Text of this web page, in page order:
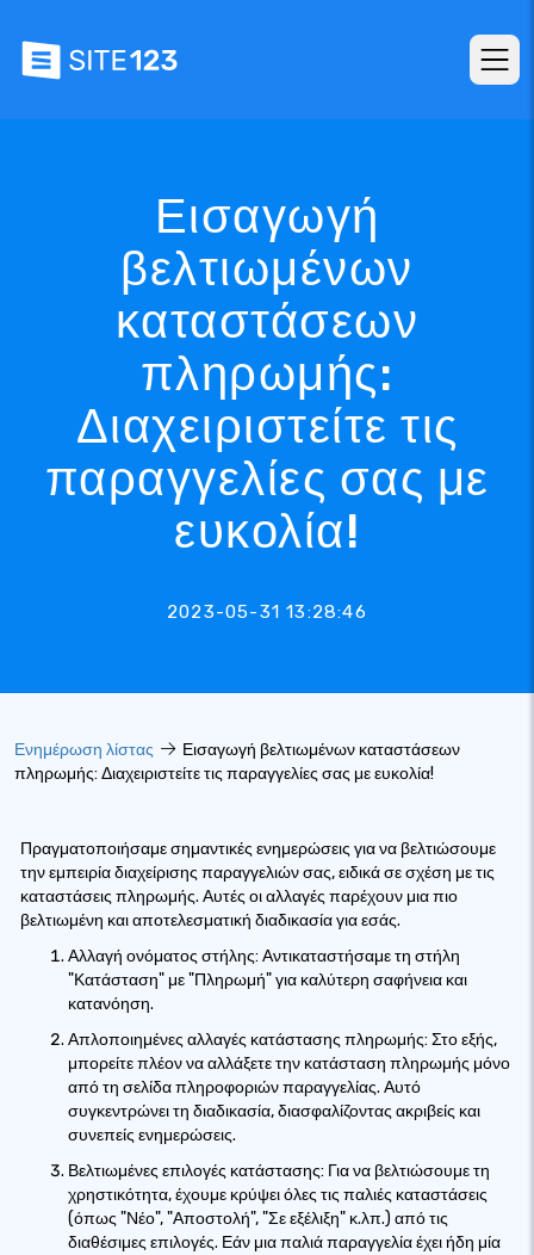
Εισαγωγή
βελτιωμένων
καταστάσεων
πληρωμής:
Διαχειριστείτε τις
παραγγελίες σας με
ευκολία!
2023-05-31 13:28:46
Ενημέρωση λίστας
Εισαγωγή βελτιωμένων καταστάσεων
πληρωμής: Διαχειριστείτε τις παραγγελίες σας με ευκολία!
Πραγματοποιήσαμε σημαντικές ενημερώσεις για να βελτιώσουμε
την εμπειρία διαχείρισης παραγγελιών σας, ειδικά σε σχέση με τις
καταστάσεις πληρωμής. Αυτές οι αλλαγές παρέχουν μια πιο
βελτιωμένη και αποτελεσματική διαδικασία για εσάς.
Αλλαγή ονόματος στήλης: Αντικαταστήσαμε τη στήλη
"Κατάσταση" με "Πληρωμή" για καλύτερη σαφήνεια και
κατανόηση.
Απλοποιημένες αλλαγές κατάστασης πληρωμής: Στο εξής,
μπορείτε πλέον να αλλάξετε την κατάσταση πληρωμής μόνο
από τη σελίδα πληροφοριών παραγγελίας. Αυτό
συγκεντρώνει τη διαδικασία, διασφαλίζοντας ακριβείς και
συνεπείς ενημερώσεις.
Βελτιωμένες επιλογές κατάστασης: Για να βελτιώσουμε τη
χρηστικότητα, έχουμε κρύψει όλες τις παλιές καταστάσεις
(όπως "Νέο", "Αποστολή", "Σε εξέλιξη" κ.λπ.) από τις
διαθέσιμες επιλογές. Εάν μια παλιά παραγγελία έχει ήδη μία